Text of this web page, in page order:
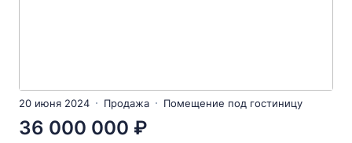
20 июня 2024 Продажа Помещение под гостиницу
36 000 000 ₽